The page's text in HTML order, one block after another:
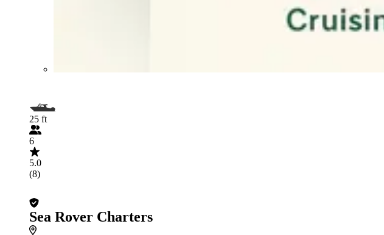
25 ft
6
5.0
(8)
Sea Rover Charters